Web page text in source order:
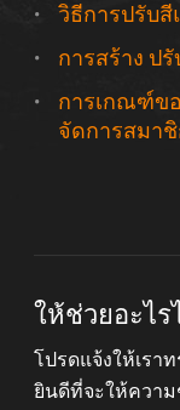
วิธีการปรับ
การสร้าง ป
การเกณฑ์ข
จัดการสมา
ให้ช่วยอะไร
โปรดแจ้งให้เรา
ยินดีที่จะให้ควา